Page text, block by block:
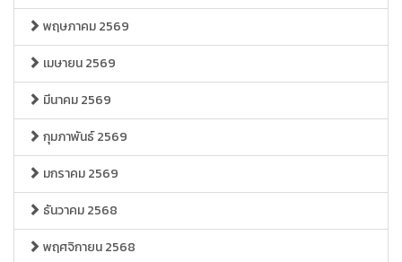
พฤษภาคม 2569
เมษายน 2569
มีนาคม 2569
กุมภาพันธ์ 2569
มกราคม 2569
ธันวาคม 2568
พฤศจิกายน 2568